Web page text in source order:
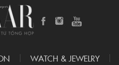
WATCH & JEWELRY